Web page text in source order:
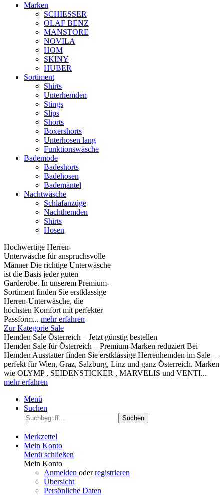
Marken
SCHIESSER
OLAF BENZ
MANSTORE
NOVILA
HOM
SKINY
HUBER
Sortiment
Shirts
Unterhemden
Stings
Slips
Shorts
Boxershorts
Unterhosen lang
Funktionswäsche
Bademode
Badeshorts
Badehosen
Bademäntel
Nachtwäsche
Schlafanzüge
Nachthemden
Shirts
Hosen
Hochwertige Herren-
Unterwäsche für anspruchsvolle
Männer Die richtige Unterwäsche
ist die Basis jeder guten
Garderobe. In unserem Premium-
Sortiment finden Sie erstklassige
Herren-Unterwäsche, die
höchsten Komfort mit perfekter
Passform... mehr erfahren
Zur Kategorie Sale
Hemden Sale Österreich – Jetzt günstig bestellen
Hemden Sale für Österreich – Premium-Marken reduziert Bei
Hemden Ausstatter finden Sie erstklassige Herrenhemden im Sale –
perfekt für Wien, Graz, Salzburg, Linz und ganz Österreich. Marken
wie OLYMP , SEIDENSTICKER , MARVELIS und VENTI...
mehr erfahren
Menü
Suchen
Suchen
Merkzettel
Mein Konto
Menü schließen
Mein Konto
Anmelden oderregistrieren
Übersicht
Persönliche Daten